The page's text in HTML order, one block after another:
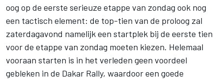
oog op de eerste serieuze etappe van zondag ook nog
een tactisch element: de top-tien van de proloog zal
zaterdagavond namelijk een startplek bij de eerste tien
voor de etappe van zondag moeten kiezen. Helemaal
vooraan starten is in het verleden geen voordeel
gebleken in de Dakar Rally, waardoor een goede